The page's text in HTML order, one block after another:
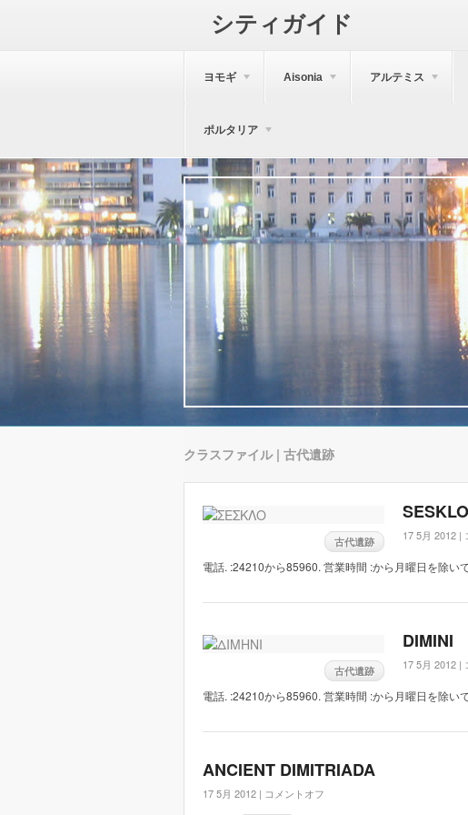
シティガイド
ヨモギ Aisonia アルテミス
ポルタリア
クラスファイル | 古代遺跡
古代遺跡
SESKLO
17 5月 2012 |
電話. :24210から85960. 営業時間 :から月曜日を除い
古代遺跡
DIMINI
17 5月 2012 |
電話. :24210から85960. 営業時間 :から月曜日を除い
ANCIENT DIMITRIADA
17 5月 2012 | コメントオフ